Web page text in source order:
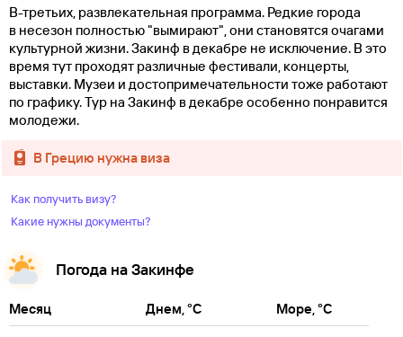
В-третьих, развлекательная программа. Редкие города
в несезон полностью "вымирают", они становятся очагами
культурной жизни. Закинф в декабре не исключение. В это
время тут проходят различные фестивали, концерты,
выставки. Музеи и достопримечательности тоже работают
по графику. Тур на Закинф в декабре особенно понравится
молодежи.
в Грецию нужна виза
Как получить визу?
Какие нужны документы?
Погода на Закинфе
Месяц Днем, °C Море, °C